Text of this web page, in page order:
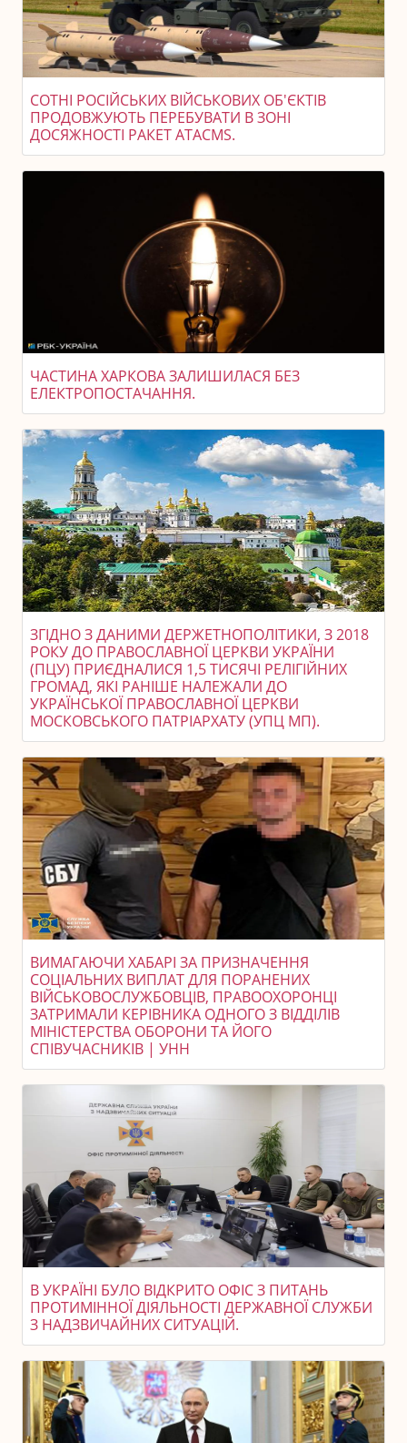
СОТНІ РОСІЙСЬКИХ ВІЙСЬКОВИХ ОБ'ЄКТІВ
ПРОДОВЖУЮТЬ ПЕРЕБУВАТИ В ЗОНІ
ДОСЯЖНОСТІ РАКЕТ ATACMS.
ЧАСТИНА ХАРКОВА ЗАЛИШИЛАСЯ БЕЗ
ЕЛЕКТРОПОСТАЧАННЯ.
ЗГІДНО З ДАНИМИ ДЕРЖЕТНОПОЛІТИКИ, З 2018
РОКУ ДО ПРАВОСЛАВНОЇ ЦЕРКВИ УКРАЇНИ
(ПЦУ) ПРИЄДНАЛИСЯ 1,5 ТИСЯЧІ РЕЛІГІЙНИХ
ГРОМАД, ЯКІ РАНІШЕ НАЛЕЖАЛИ ДО
УКРАЇНСЬКОЇ ПРАВОСЛАВНОЇ ЦЕРКВИ
МОСКОВСЬКОГО ПАТРІАРХАТУ (УПЦ МП).
ВИМАГАЮЧИ ХАБАРІ ЗА ПРИЗНАЧЕННЯ
СОЦІАЛЬНИХ ВИПЛАТ ДЛЯ ПОРАНЕНИХ
ВІЙСЬКОВОСЛУЖБОВЦІВ, ПРАВООХОРОНЦІ
ЗАТРИМАЛИ КЕРІВНИКА ОДНОГО З ВІДДІЛІВ
МІНІСТЕРСТВА ОБОРОНИ ТА ЙОГО
СПІВУЧАСНИКІВ | УНН
В УКРАЇНІ БУЛО ВІДКРИТО ОФІС З ПИТАНЬ
ПРОТИМІННОЇ ДІЯЛЬНОСТІ ДЕРЖАВНОЇ СЛУЖБИ
З НАДЗВИЧАЙНИХ СИТУАЦІЙ.